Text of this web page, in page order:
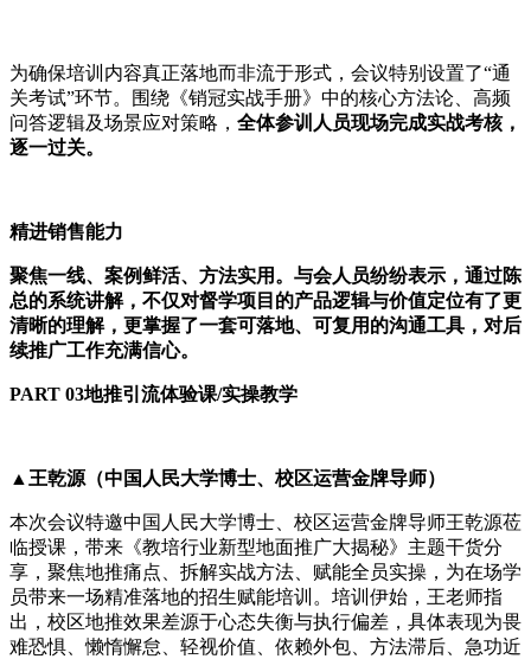
为确保培训内容真正落地而非流于形式，会议特别设置了“通
关考试”环节。围绕《销冠实战手册》中的核心方法论、高频
问答逻辑及场景应对策略， 全体参训人员现场完成实战考核，
逐一过关。
精进销售能力
聚焦一线、案例鲜活、方法实用。与会人员纷纷表示，通过陈
总的系统讲解，不仅对督学项目的产品逻辑与价值定位有了更
清晰的理解，更掌握了一套可落地、可复用的沟通工具，对后
续推广工作充满信心。
PART 03地推引流体验课/实操教学
▲王乾源（中国人民大学博士、校区运营金牌导师）
本次会议特邀中国人民大学博士、校区运营金牌导师王乾源莅
临授课，带来《教培行业新型地面推广大揭秘》主题干货分
享，聚焦地推痛点、拆解实战方法、赋能全员实操，为在场学
员带来一场精准落地的招生赋能培训。培训伊始，王老师指
出，校区地推效果差源于心态失衡与执行偏差，具体表现为畏
难恐惧、懒惰懈怠、轻视价值、依赖外包、方法滞后、急功近